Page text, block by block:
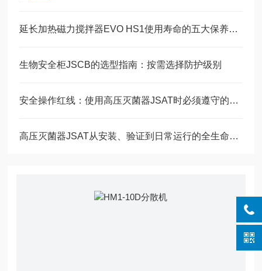
延长加热磁力搅拌器EVO HS1使用寿命的五大保养技巧
生物安全柜JSCB的选型指南：按需选择防护级别
安全操作红线：使用高压灭菌器JSAT时必须遵守的安全准则
高压灭菌器JSAT从安装、验证到日常运行的全生命周期管理​